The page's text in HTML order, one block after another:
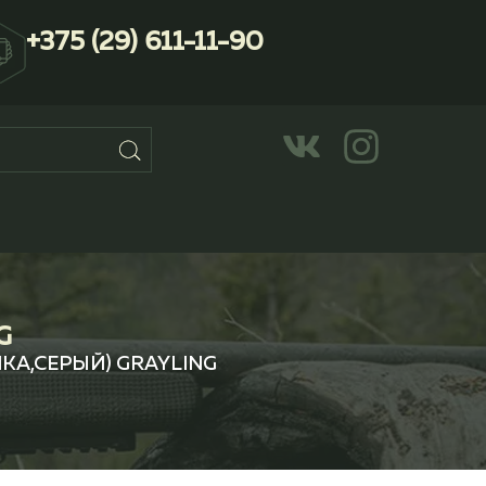
+375 (29) 611-11-90
GRAYLING